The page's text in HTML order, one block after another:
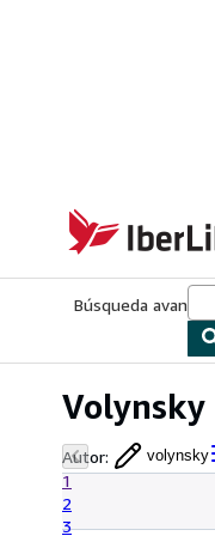
IberLibro.com
Búsqueda avanzada
Volynsky
Autor: volynsky
1
2
3